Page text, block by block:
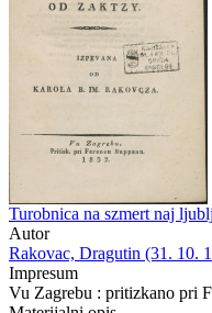
Turobnica na szmert naj
Autor
Rakovac, Dragutin (31. 10.
Impresum
Vu Zagrebu : pritizkano pri